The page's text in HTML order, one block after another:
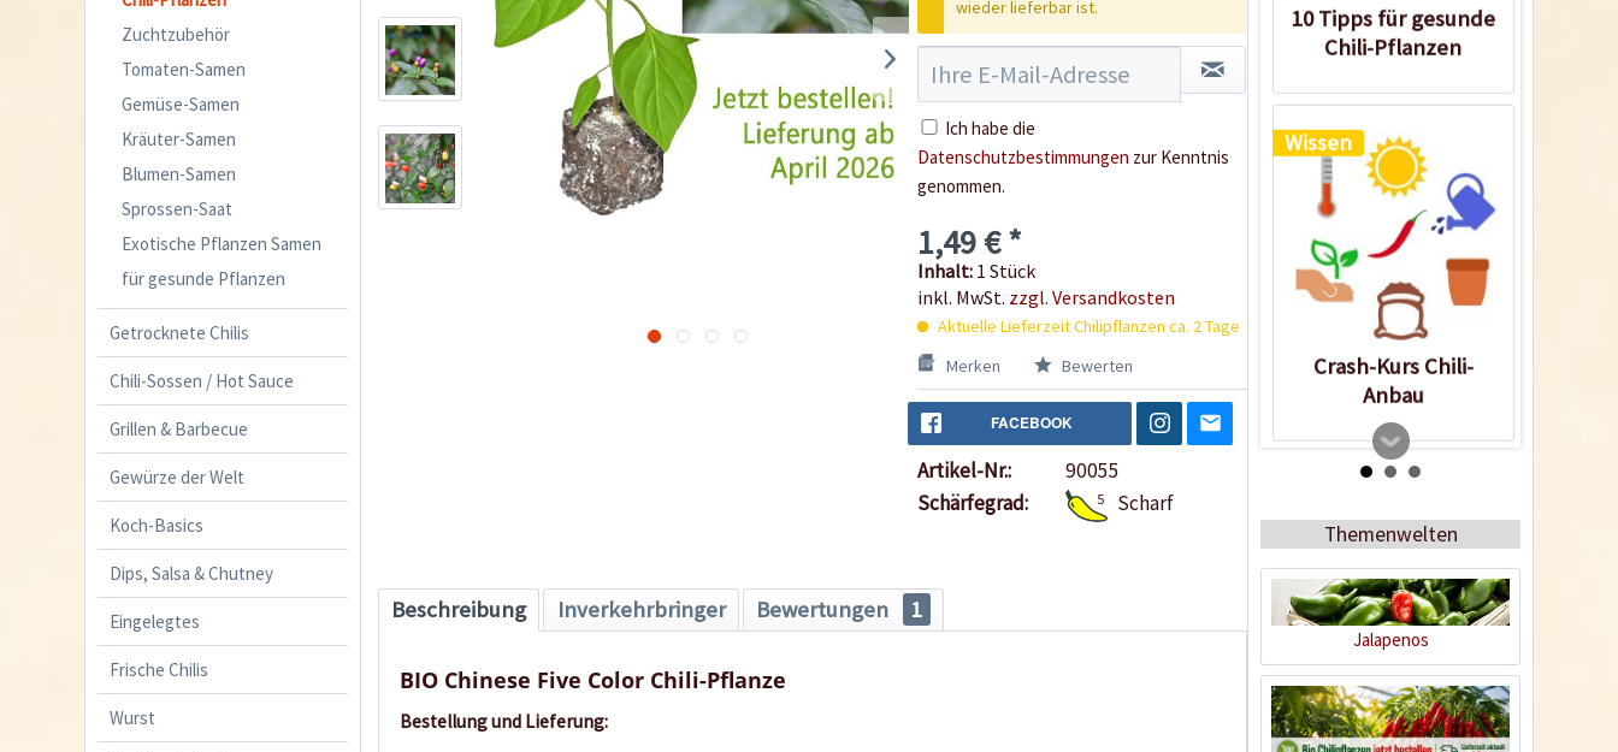
Zuchtzubehör
Tomaten-Samen
Gemüse-Samen
Kräuter-Samen
Blumen-Samen
Sprossen-Saat
Exotische Pflanzen Samen
für gesunde Pflanzen
Getrocknete Chilis
Chili-Sossen / Hot Sauce
Grillen & Barbecue
Gewürze der Welt
Koch-Basics
Dips, Salsa & Chutney
Eingelegtes
Frische Chilis
Wurst
wieder lieferbar ist.
Ich habe die
Datenschutzbestimmungen zur Kenntnis
genommen.
1,49 € *
Inhalt: 1 Stück
inkl. MwSt. zzgl. Versandkosten
Aktuelle Lieferzeit Chilipflanzen ca. 2 Tage
Merken
Bewerten
FACEBOOK
Artikel-Nr.:
90055
Schärfegrad:
5 Scharf
Beschreibung Inverkehrbringer Bewertungen 1
BIO Chinese Five Color Chili-Pflanze
Bestellung und Lieferung:
10 Tipps für gesunde
Chili-Pflanzen
Wissen
Crash-Kurs Chili-
Anbau
BIO Chili-Dünger
Themenwelten
Jalapenos